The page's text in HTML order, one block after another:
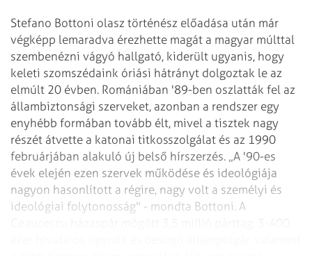
Stefano Bottoni olasz történész előadása után már
végképp lemaradva érezhette magát a magyar múlttal
szembenézni vágyó hallgató, kiderült ugyanis, hogy
keleti szomszédaink óriási hátrányt dolgoztak le az
elmúlt 20 évben. Romániában '89-ben oszlatták fel az
állambiztonsági szerveket, azonban a rendszer egy
enyhébb formában tovább élt, mivel a tisztek nagy
részét átvette a katonai titkosszolgálat és az 1990
februárjában alakuló új belső hírszerzés. „A '90-es
évek elején ezen szervek működése és ideológiája
nagyon hasonlított a régire, nagy volt a személyi és
ideológiai folytonosság" - mondta Bottoni. A